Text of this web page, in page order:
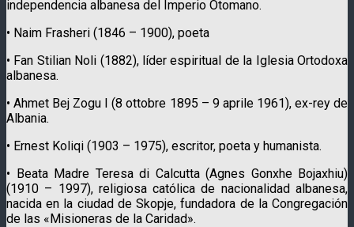
independencia albanesa del Imperio Otomano.
• Naim Frasheri (1846 – 1900), poeta
• Fan Stilian Noli (1882), líder espiritual de la Iglesia Ortodoxa
albanesa.
• Ahmet Bej Zogu I (8 ottobre 1895 – 9 aprile 1961), ex-rey de
Albania.
• Ernest Koliqi (1903 – 1975), escritor, poeta y humanista.
• Beata Madre Teresa di Calcutta (Agnes Gonxhe Bojaxhiu)
(1910 – 1997), religiosa católica de nacionalidad albanesa,
nacida en la ciudad de Skopje, fundadora de la Congregación
de las «Misioneras de la Caridad».